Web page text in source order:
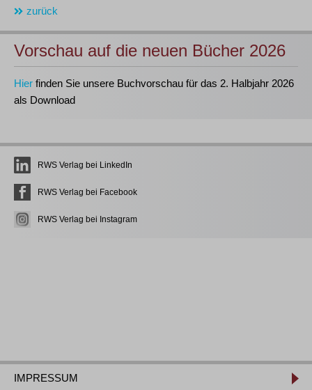
zurück
Vorschau auf die neuen Bücher 2026
Hier finden Sie unsere Buchvorschau für das 2. Halbjahr 2026
als Download
RWS Verlag bei LinkedIn
RWS Verlag bei Facebook
RWS Verlag bei Instagram
IMPRESSUM